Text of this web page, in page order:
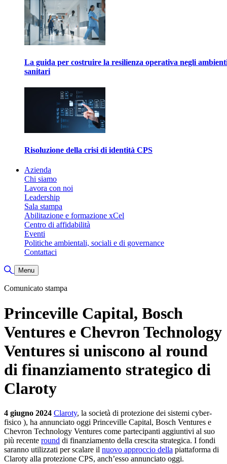
La guida per costruire la resilienza operativa negli
sanitari
Risoluzione della crisi di identità CPS
Azienda
Chi siamo
Lavora con noi
Leadership
Sala stampa
Abilitazione e formazione xCel
Centro di affidabilità
Eventi
Politiche ambientali, sociali e di governance
Contattaci
Attiva/disattiva ricerca
Menu
Comunicato stampa
Princeville Capital, Bosch
Ventures e Chevron Technology
Ventures si uniscono al round
di finanziamento strategico di
Claroty
4 giugno 2024 Claroty, la società di protezione dei sistemi cyber-
fisico ), ha annunciato oggi Princeville Capital, Bosch Ventures e
Chevron Technology Ventures come partecipanti aggiuntivi al suo
più recente round di finanziamento della crescita strategica. I fondi
saranno utilizzati per scalare il nuovo approccio della piattaforma di
Claroty alla protezione CPS, anch’esso annunciato oggi.